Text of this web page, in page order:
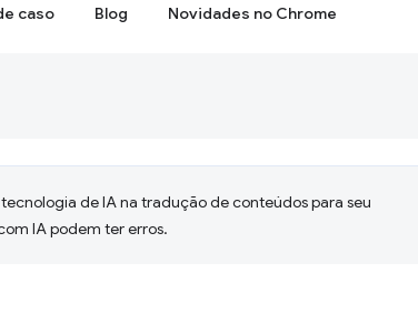
caso Blog Novidades no Chrome
de IA na tradução de conteúdos para seu
IA podem ter erros.